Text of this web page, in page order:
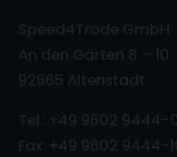
Speed4Trade GmbH
An den Gärten 8 – 10
92665 Altenstadt
Tel.: +49 9602 9444-0
Fax: +49 9602 9444-